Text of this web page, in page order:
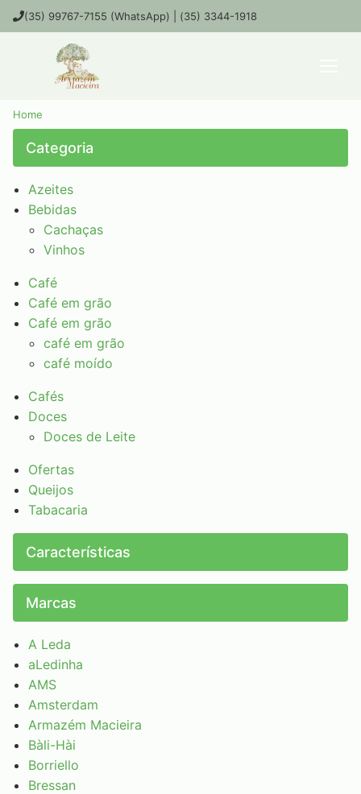
(35) 99767-7155 (WhatsApp) | (35) 3344-1918
Home
Categoria
Azeites
Bebidas
Cachaças
Vinhos
Café
Café em grão
Café em grão
café em grão
café moído
Cafés
Doces
Doces de Leite
Ofertas
Queijos
Tabacaria
Características
Marcas
A Leda
aLedinha
AMS
Amsterdam
Armazém Macieira
Bàli-Hài
Borriello
Bressan